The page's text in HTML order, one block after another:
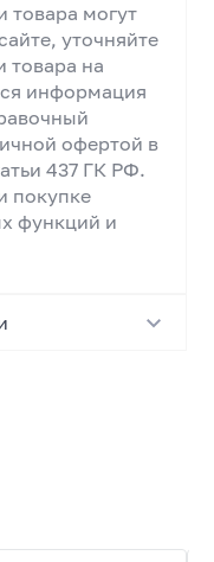
товара могут
уточняйте
товара на
информация
офертой в
437 ГК РФ.
покупке
функций и